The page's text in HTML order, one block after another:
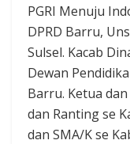
PGRI Menuju
DPRD Barru,
Sulsel. Kacab
Dewan
Barru. Ketua
dan Ranting se
dan SMA/K se